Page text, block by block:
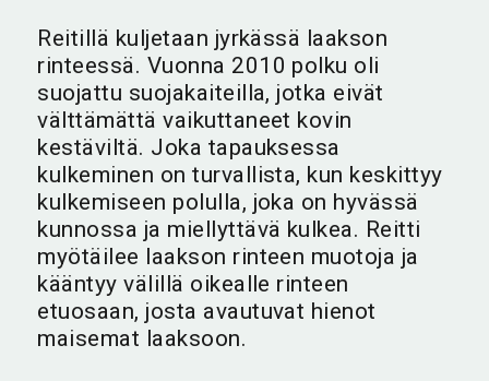
Reitillä kuljetaan jyrkässä laakson
rinteessä. Vuonna 2010 polku oli
suojattu suojakaiteilla, jotka eivät
välttämättä vaikuttaneet kovin
kestäviltä. Joka tapauksessa
kulkeminen on turvallista, kun keskittyy
kulkemiseen polulla, joka on hyvässä
kunnossa ja miellyttävä kulkea. Reitti
myötäilee laakson rinteen muotoja ja
kääntyy välillä oikealle rinteen
etuosaan, josta avautuvat hienot
maisemat laaksoon.